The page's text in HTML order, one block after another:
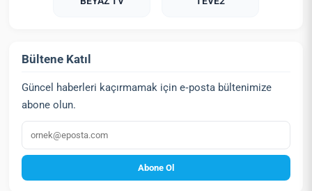
Bültene Katıl
Güncel haberleri kaçırmamak için e‑posta bültenimize
abone olun.
E‑posta
Abone Ol